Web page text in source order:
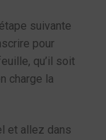
suivante
pour
qu’il soit
charge la
et allez dans